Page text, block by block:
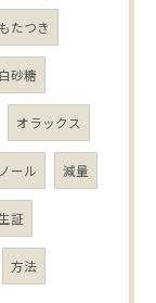
もたつき
白砂糖
オラックス
ール 減量
証
方法